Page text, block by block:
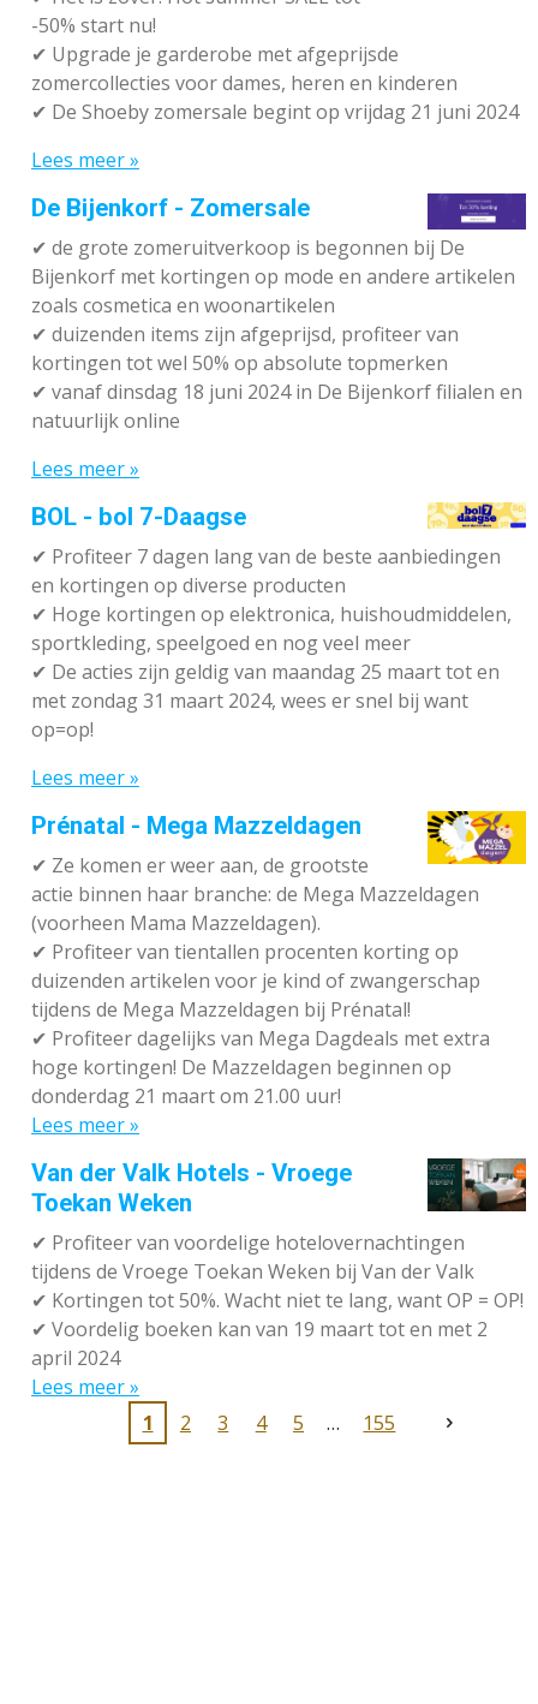
-50% start nu!
✔ Upgrade je garderobe met afgeprijsde
zomercollecties voor dames, heren en kinderen
✔ De Shoeby zomersale begint op vrijdag 21 juni 2024
Lees meer »
De Bijenkorf - Zomersale
✔ de grote zomeruitverkoop is begonnen bij De
Bijenkorf met kortingen op mode en andere artikelen
zoals cosmetica en woonartikelen
✔ duizenden items zijn afgeprijsd, profiteer van
kortingen tot wel 50% op absolute topmerken
✔ vanaf dinsdag 18 juni 2024 in De Bijenkorf filialen en
natuurlijk online
Lees meer »
BOL - bol 7-Daagse
✔ Profiteer 7 dagen lang van de beste aanbiedingen
en kortingen op diverse producten
✔ Hoge kortingen op elektronica, huishoudmiddelen,
sportkleding, speelgoed en nog veel meer
✔ De acties zijn geldig van maandag 25 maart tot en
met zondag 31 maart 2024, wees er snel bij want
op=op!
Lees meer »
Prénatal - Mega Mazzeldagen
✔ Ze komen er weer aan, de grootste
actie binnen haar branche: de Mega Mazzeldagen
(voorheen Mama Mazzeldagen).
✔ Profiteer van tientallen procenten korting op
duizenden artikelen voor je kind of zwangerschap
tijdens de Mega Mazzeldagen bij Prénatal!
✔ Profiteer dagelijks van Mega Dagdeals met extra
hoge kortingen! De Mazzeldagen beginnen op
donderdag 21 maart om 21.00 uur!
Lees meer »
Van der Valk Hotels - Vroege
Toekan Weken
✔ Profiteer van voordelige hotelovernachtingen
tijdens de Vroege Toekan Weken bij Van der Valk
✔ Kortingen tot 50%. Wacht niet te lang, want OP = OP!
✔ Voordelig boeken kan van 19 maart tot en met 2
april 2024
Lees meer »
1
2 3 4 5 155